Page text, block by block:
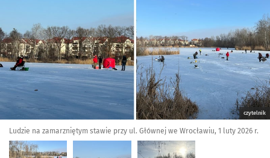
czytelnik
Ludzie na zamarzniętym stawie przy ul. Głównej we Wrocławiu, 1 luty 2026 r.